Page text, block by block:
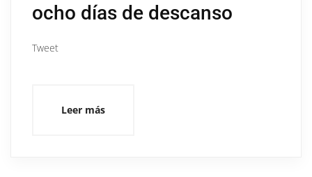
ocho días de descanso
Tweet
Leer más